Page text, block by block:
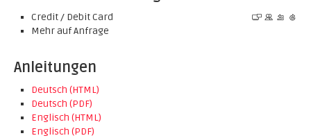
Credit / Debit Card
Mehr auf Anfrage
Anleitungen
Deutsch (HTML)
Deutsch (PDF)
Englisch (HTML)
Englisch (PDF)